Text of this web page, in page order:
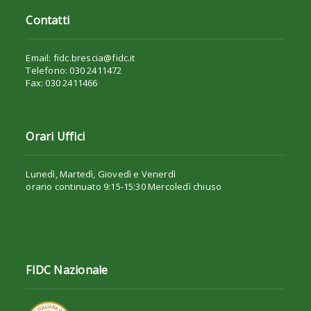
Contatti
Email: fidc.brescia@fidc.it
Telefono: 030 2411472
Fax: 030 2411466
Orari Uffici
Lunedì, Martedì, Giovedì e Venerdì
orario continuato 9:15-15:30 Mercoledì chiuso
FIDC Nazionale